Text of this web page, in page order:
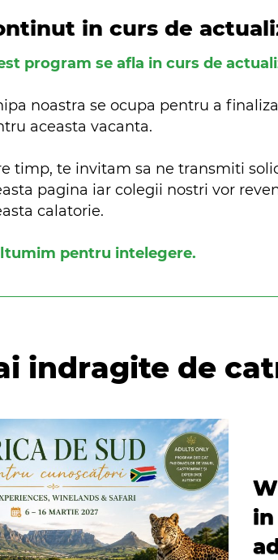
in curs de
program se afla in curs de
noastra se ocupa pentru a
aceasta vacanta.
timp, te invitam sa ne transmiti
pagina iar colegii nostri vor
calatorie.
pentru intelegere.
indragite de
in